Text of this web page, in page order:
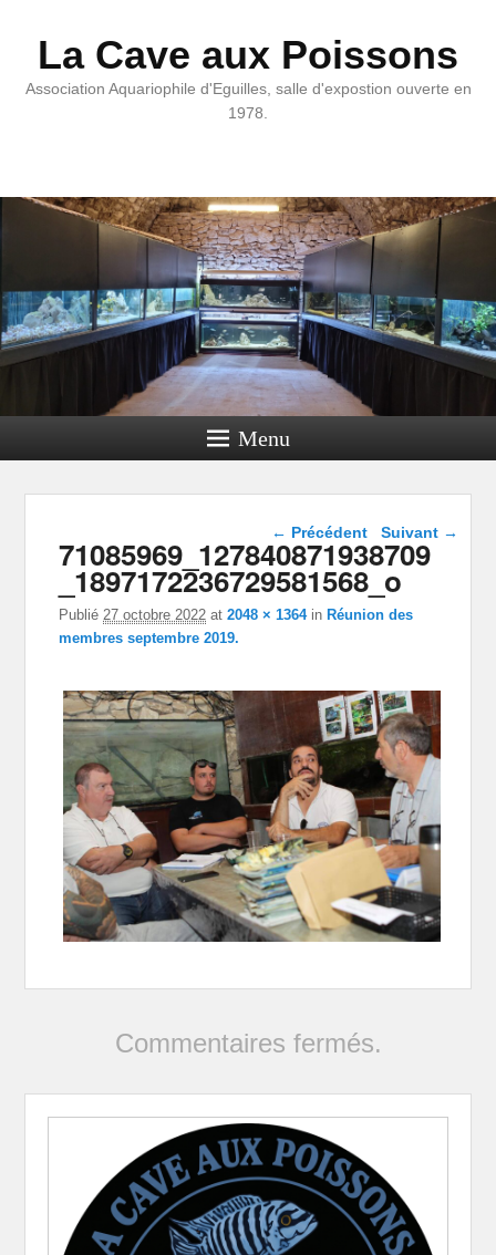
La Cave aux Poissons
Association Aquariophile d'Eguilles, salle d'expostion ouverte en
1978.
Menu
Navigation dans les
images
← Précédent Suivant →
71085969_127840871938709
_1897172236729581568_o
Publié 27 octobre 2022 at2048 × 1364inRéunion des
membres septembre 2019.
Commentaires fermés.